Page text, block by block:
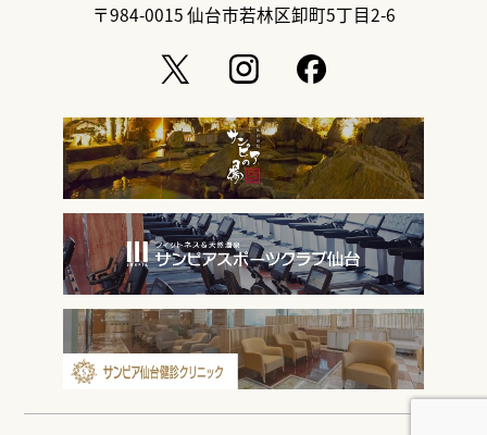
〒984-0015仙台市若林区卸町5丁目2-6